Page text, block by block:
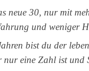
neue 30, nur mit
und weniger
bist du der
nur eine Zahl ist und